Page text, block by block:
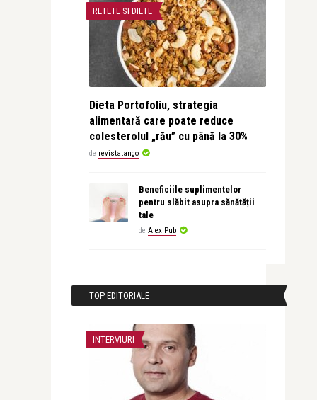
RETETE SI DIETE
Dieta Portofoliu, strategia
alimentară care poate reduce
colesterolul „rău” cu până la 30%
de revistatango
Beneficiile suplimentelor
pentru slăbit asupra sănătății
tale
de Alex Pub
TOP EDITORIALE
INTERVIURI